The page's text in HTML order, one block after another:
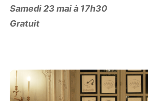
Samedi 23 mai à 17h30
Gratuit